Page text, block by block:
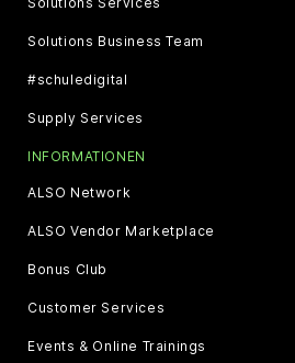
Solutions Business Team
#schuledigital
Supply Services
INFORMATIONEN
ALSO Network
ALSO Vendor Marketplace
Bonus Club
Customer Services
Events & Online Trainings